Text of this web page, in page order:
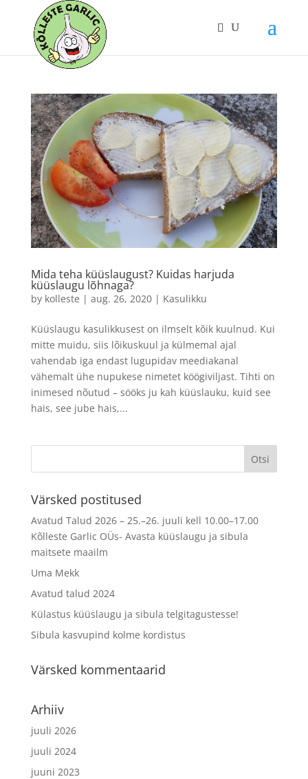
Mida teha küüslaugust? Kuidas harjuda
küüslaugu lõhnaga?
by kolleste | aug. 26, 2020| Kasulikku
Küüslaugu kasulikkusest on ilmselt kõik kuulnud. Kui
mitte muidu, siis lõikuskuul ja külmemal ajal
vahendab iga endast lugupidav meediakanal
vähemalt ühe nupukese nimetet köögiviljast. Tihti on
inimesed nõutud – sööks ju kah küüslauku, kuid see
hais, see jube hais,...
Värsked postitused
Avatud Talud 2026 – 25.–26. juuli kell 10.00–17.00
Kõlleste Garlic OÜs- Avasta küüslaugu ja sibula
maitsete maailm
Uma Mekk
Avatud talud 2024
Külastus küüslaugu ja sibula telgitagustesse!
Sibula kasvupind kolme kordistus
Värsked kommentaarid
Arhiiv
juuli 2026
juuli 2024
juuni 2023